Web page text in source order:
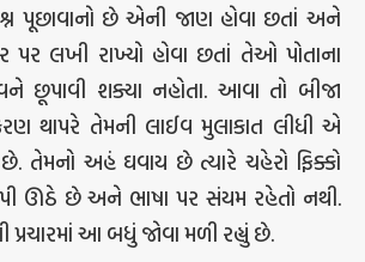
પૂછાવાનો છે એની જાણ હોવા છતાં અને
પર લખી રાખ્યો હોવા છતાં તેઓ પોતાના
છૂપાવી શક્યા નહોતા. આવા તો બીજા
થાપરે તેમની લાઈવ મુલાકાત લીધી એ
છે. તેમનો અહં ઘવાય છે ત્યારે ચહેરો ફિક્કો
ઊઠે છે અને ભાષા પર સંયમ રહેતો નથી.
પ્રચારમાં આ બધું જોવા મળી રહ્યું છે.